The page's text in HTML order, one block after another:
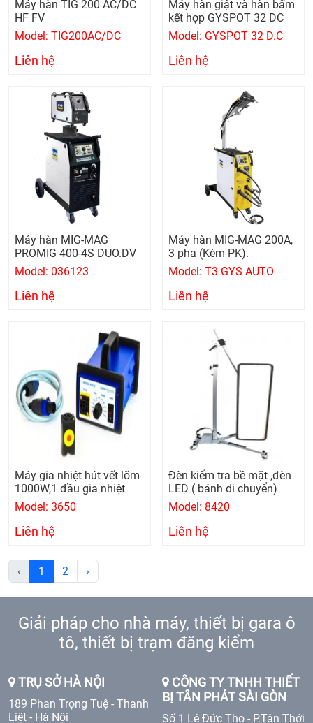
Máy hàn TIG 200 AC/DC
HF FV
Model: TIG200AC/DC
Liên hệ
Máy hàn giật và hàn bấm
kết hợp GYSPOT 32 DC
Model: GYSPOT 32 D.C
Liên hệ
Máy hàn MIG-MAG
PROMIG 400-4S DUO.DV
Model: 036123
Liên hệ
Máy hàn MIG-MAG 200A,
3 pha (Kèm PK).
Model: T3 GYS AUTO
Liên hệ
Máy gia nhiệt hút vết lõm
1000W,1 đầu gia nhiệt
Model: 3650
Liên hệ
Đèn kiểm tra bề mặt ,đèn
LED ( bánh di chuyển)
Model: 8420
Liên hệ
‹ 1 2 ›
Giải pháp cho nhà máy, thiết bị gara ô
tô, thiết bị trạm đăng kiểm
TRỤ SỞ HÀ NỘI
189 Phan Trọng Tuệ - Thanh
Liệt - Hà Nội
CÔNG TY TNHH THIẾT
BỊ TÂN PHÁT SÀI GÒN
Số 1 Lê Đức Thọ - P.Tân Thới